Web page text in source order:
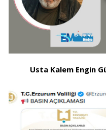
Usta Kalem Engin